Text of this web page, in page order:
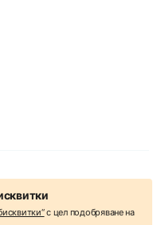
с цел подобряване на